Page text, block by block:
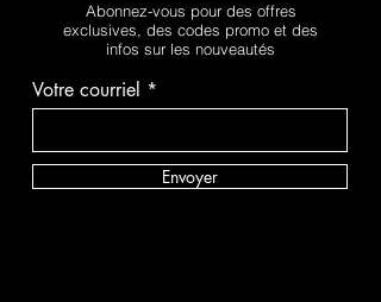
Abonnez-vous pour des offres
exclusives, des codes promo et des
infos sur les nouveautés
Votre courriel
Envoyer